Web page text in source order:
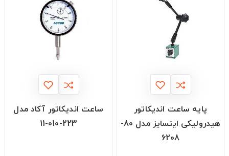
پایه ساعت اندیکاتور
هیدرولیکی اینسایز مدل 80-
6208
ساعت اندیکاتور آکاد مدل
223-010-11